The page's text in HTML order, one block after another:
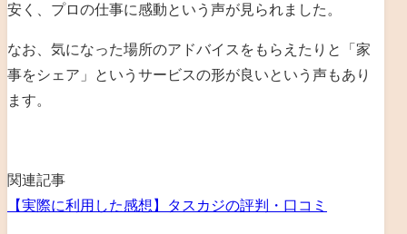
安く、プロの仕事に感動という声が見られました。
なお、気になった場所のアドバイスをもらえたりと「家
事をシェア」というサービスの形が良いという声もあり
ます。
関連記事
【実際に利用した感想】タスカジの評判・口コミ